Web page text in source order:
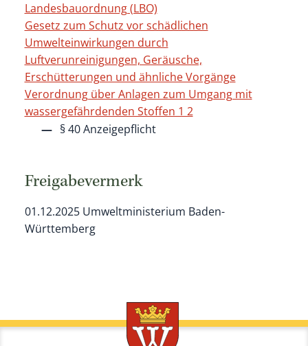
Landesbauordnung (LBO)
Gesetz zum Schutz vor schädlichen
Umwelteinwirkungen durch
Luftverunreinigungen, Geräusche,
Erschütterungen und ähnliche Vorgänge
Verordnung über Anlagen zum Umgang mit
wassergefährdenden Stoffen 1 2
§ 40 Anzeigepflicht
Freigabevermerk
01.12.2025 Umweltministerium Baden-
Württemberg